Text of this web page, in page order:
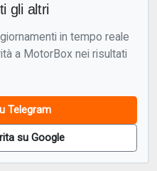
gli altri
in tempo reale
a MotorBox nei risultati
Telegram
su Google